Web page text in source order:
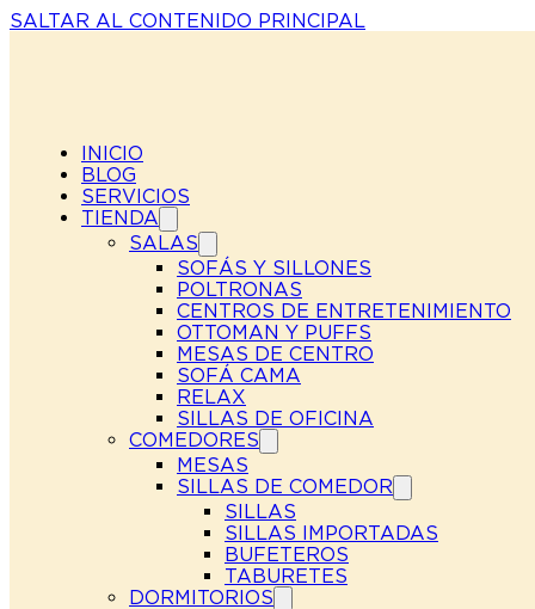
SALTAR AL CONTENIDO PRINCIPAL
INICIO
BLOG
SERVICIOS
TIENDA
SALAS
SOFÁS Y SILLONES
POLTRONAS
CENTROS DE ENTRETENIMIENTO
OTTOMAN Y PUFFS
MESAS DE CENTRO
SOFÁ CAMA
RELAX
SILLAS DE OFICINA
COMEDORES
MESAS
SILLAS DE COMEDOR
SILLAS
SILLAS IMPORTADAS
BUFETEROS
TABURETES
DORMITORIOS